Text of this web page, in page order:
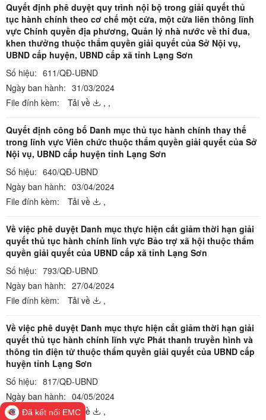
Quyết định phê duyệt quy trình nội bộ trong giải quyết thủ
tục hành chính theo cơ chế một cửa, một cửa liên thông lĩnh
vực Chính quyền địa phương, Quản lý nhà nước về thi đua,
khen thưởng thuộc thẩm quyền giải quyết của Sở Nội vụ,
UBND cấp huyện, UBND cấp xã tỉnh Lạng Sơn
Số hiệu: 611/QĐ-UBND
Ngày ban hành: 31/03/2024
File đính kèm:
Tải về , ,
Quyết định công bố Danh mục thủ tục hành chính thay thế
trong lĩnh vực Viên chức thuộc thẩm quyền giải quyết của Sở
Nội vụ, UBND cấp huyện tỉnh Lạng Sơn
Số hiệu: 640/QĐ-UBND
Ngày ban hành: 03/04/2024
File đính kèm:
Tải về ,
Về việc phê duyệt Danh mục thực hiện cắt giảm thời hạn giải
quyết thủ tục hành chính lĩnh vực Bảo trợ xã hội thuộc thẩm
quyền giải quyết của UBND cấp xã tỉnh Lạng Sơn
Số hiệu: 793/QĐ-UBND
Ngày ban hành: 27/04/2024
File đính kèm:
Tải về ,
Về việc phê duyệt Danh mục thực hiện cắt giảm thời hạn giải
quyết thủ tục hành chính lĩnh vực Phát thanh truyền hình và
thông tin điện tử thuộc thẩm quyền giải quyết của UBND cấp
huyện tỉnh Lạng Sơn
Số hiệu: 817/QĐ-UBND
Ngày ban hành: 04/05/2024
File đính kèm:
Tải về ,
Đã kết nối EMC